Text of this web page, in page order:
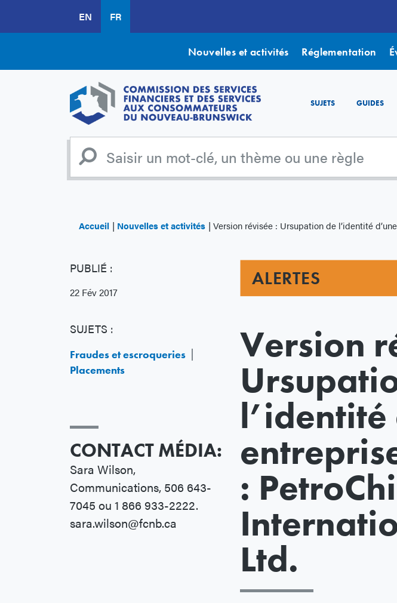
contenu
EN FR
Nouvelles et activités Réglementation
SUJETS GUIDES
Accueil Nouvelles et activités Version révisée : Ursupation de l’identité d’une entreprise
PUBLIÉ :
22 Fév 2017
SUJETS :
Fraudes et escroqueries
Placements
CONTACT MÉDIA:
Sara Wilson,
Communications, 506 643-
7045 ou 1 866 933-2222.
sara.wilson@fcnb.ca
ALERTES
Version
l’identité
:
Ltd.